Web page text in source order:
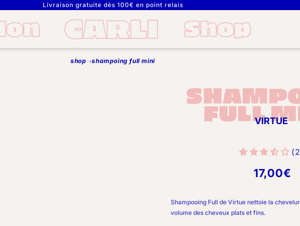
Livraison gratuite dès 100€ en point relais
CARLI Shop
shop shampoing full mini
FULLVIRTUE
Prix
17,00€
Shampooing Full de Virtue nettoie la
volume des cheveux plats et fins.